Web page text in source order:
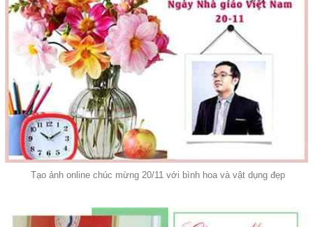
Tạo ảnh online chúc mừng 20/11 với bình hoa và vật dụng đẹp